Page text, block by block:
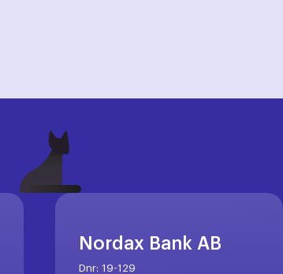
Nordax Bank AB
Dnr: 19-129